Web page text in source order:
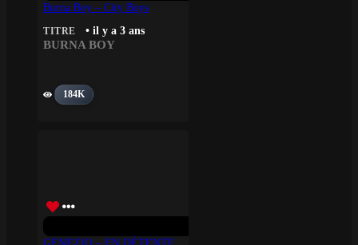
Burna Boy – City Boys
TITRE • il y a 3 ans
BURNA BOY
184K